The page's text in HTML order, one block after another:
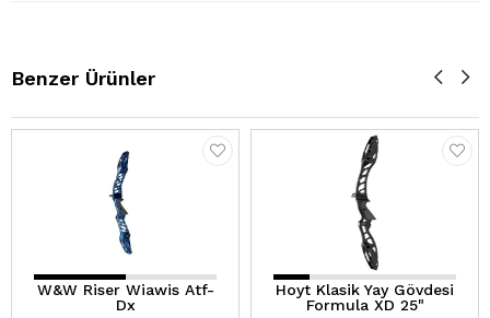
Benzer Ürünler
W&W Riser Wiawis Atf-
Dx
Hoyt Klasik Yay Gövdesi
Formula XD 25"